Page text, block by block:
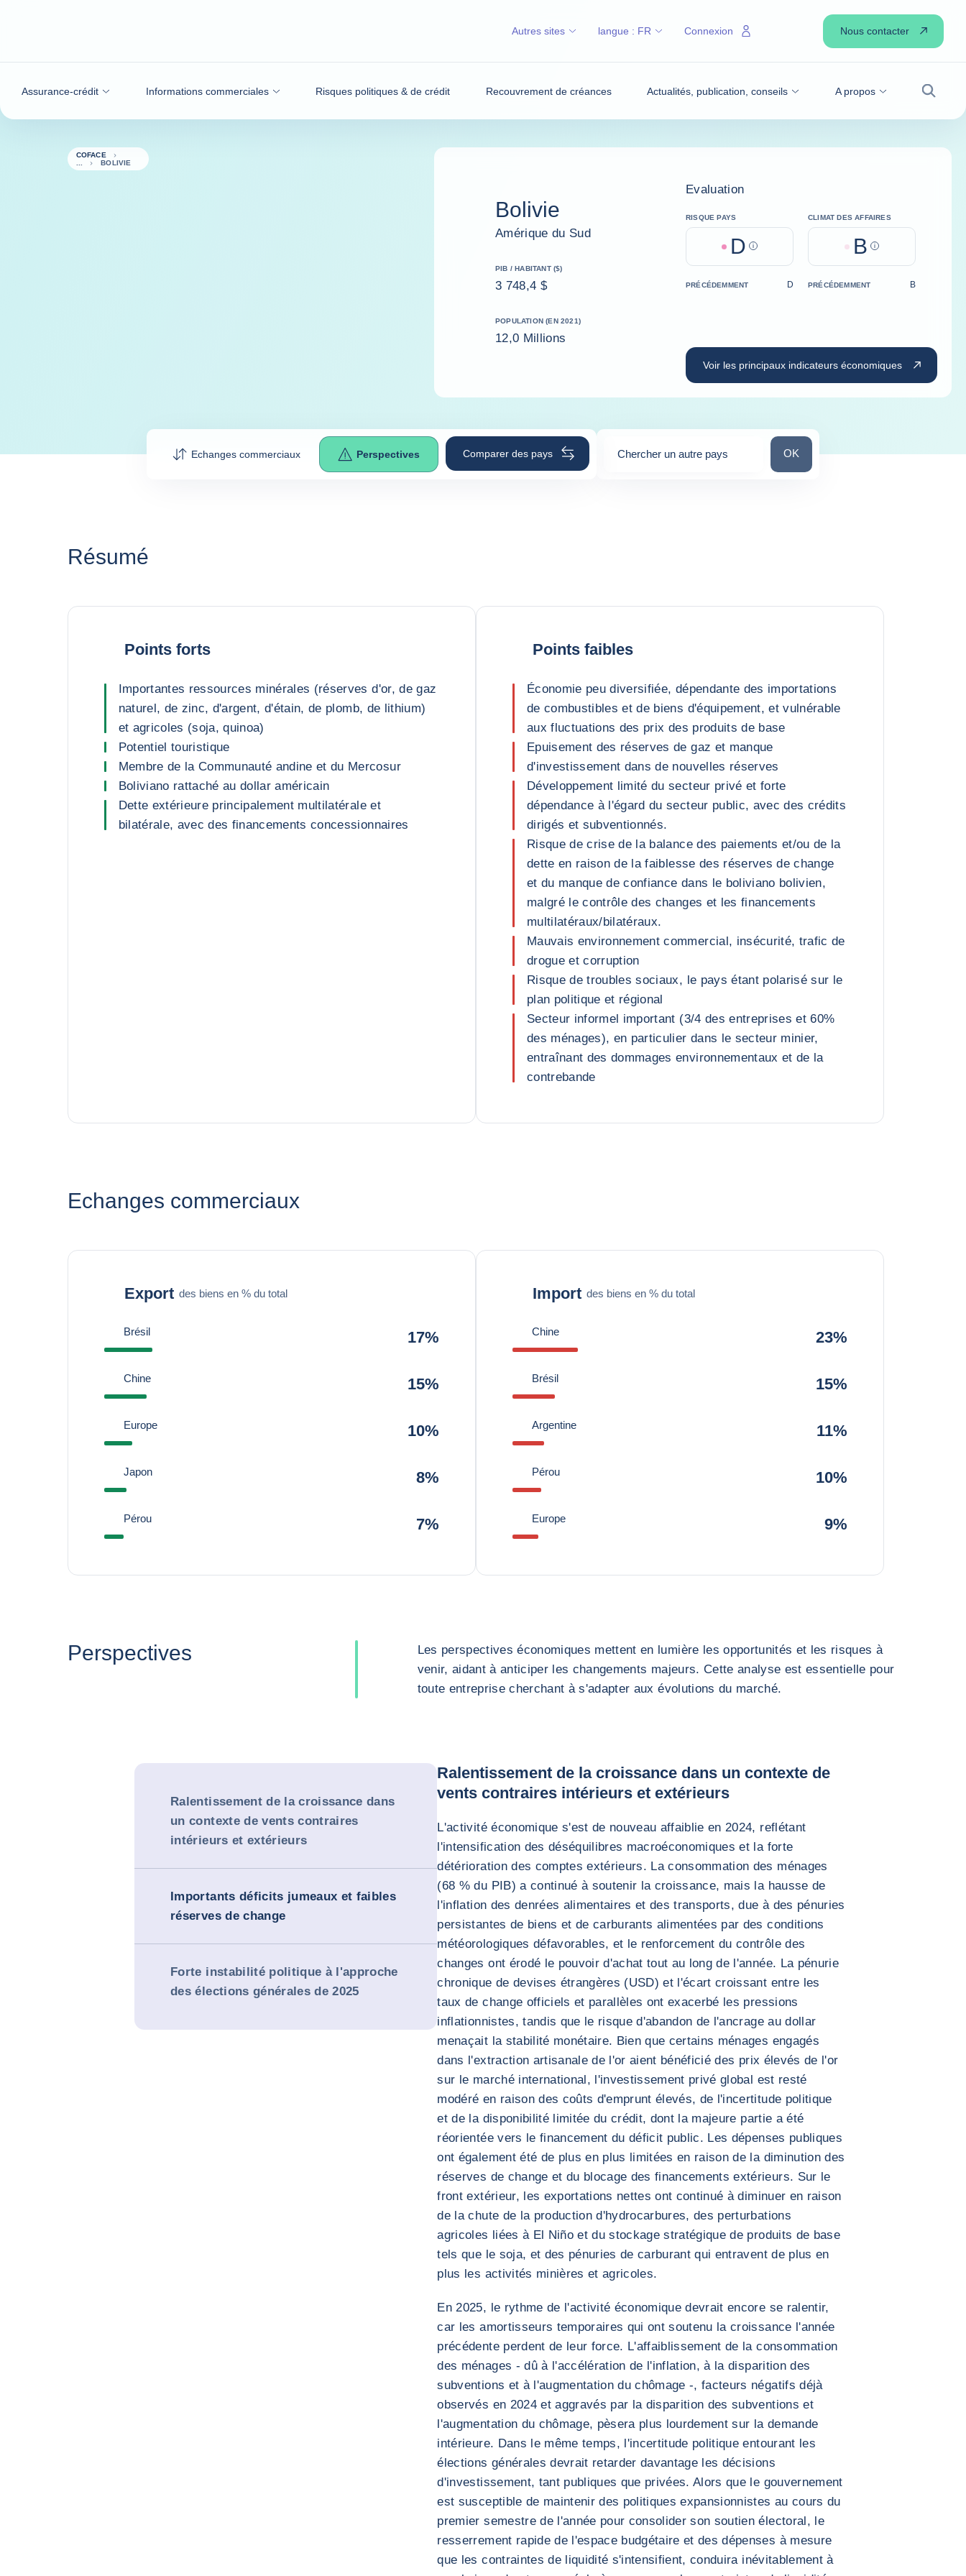
Assurance-crédit Informations commerciales Risques politiques & de crédit Recouvrement de créances Actualités, publication, conseils A propos
Autres sites langue : FR Connexion Nous contacter
COFACE
BOLIVIE
Bolivie
Amérique du Sud
PIB / HABITANT ($)
3 748,4 $
POPULATION (EN 2021)
12,0 Millions
Evaluation
RISQUE PAYS
D Help
CLIMAT DES AFFAIRES
B Help
PRÉCÉDEMMENT D PRÉCÉDEMMENT B
Voir les principaux indicateurs économiques
Echanges commerciaux Perspectives Comparer des pays Chercher un autre pays Chercher un autre pays
OK
Résumé
Points forts
Importantes ressources minérales (réserves d'or, de gaz
naturel, de zinc, d'argent, d'étain, de plomb, de lithium)
et agricoles (soja, quinoa)
Potentiel touristique
Membre de la Communauté andine et du Mercosur
Boliviano rattaché au dollar américain
Dette extérieure principalement multilatérale et
bilatérale, avec des financements concessionnaires
Points faibles
Économie peu diversifiée, dépendante des importations
de combustibles et de biens d'équipement, et vulnérable
aux fluctuations des prix des produits de base
Epuisement des réserves de gaz et manque
d'investissement dans de nouvelles réserves
Développement limité du secteur privé et forte
dépendance à l'égard du secteur public, avec des crédits
dirigés et subventionnés.
Risque de crise de la balance des paiements et/ou de la
dette en raison de la faiblesse des réserves de change
et du manque de confiance dans le boliviano bolivien,
malgré le contrôle des changes et les financements
multilatéraux/bilatéraux.
Mauvais environnement commercial, insécurité, trafic de
drogue et corruption
Risque de troubles sociaux, le pays étant polarisé sur le
plan politique et régional
Secteur informel important (3/4 des entreprises et 60%
des ménages), en particulier dans le secteur minier,
entraînant des dommages environnementaux et de la
contrebande
Echanges commerciaux
Export des biens en % du total
Brésil 17%
Chine 15%
Europe 10%
Japon 8%
Pérou 7%
Import des biens en % du total
Chine 23%
Brésil 15%
Argentine 11%
Pérou 10%
Europe 9%
Perspectives
Les perspectives économiques mettent en lumière les opportunités et les risques à
venir, aidant à anticiper les changements majeurs. Cette analyse est essentielle pour
toute entreprise cherchant à s'adapter aux évolutions du marché.
Ralentissement de la croissance dans
un contexte de vents contraires
intérieurs et extérieurs
Importants déficits jumeaux et faibles
réserves de change
Forte instabilité politique à l'approche
des élections générales de 2025
Ralentissement de la croissance dans un contexte de
vents contraires intérieurs et extérieurs
L'activité économique s'est de nouveau affaiblie en 2024, reflétant
l'intensification des déséquilibres macroéconomiques et la forte
détérioration des comptes extérieurs. La consommation des ménages
(68 % du PIB) a continué à soutenir la croissance, mais la hausse de
l'inflation des denrées alimentaires et des transports, due à des pénuries
persistantes de biens et de carburants alimentées par des conditions
météorologiques défavorables, et le renforcement du contrôle des
changes ont érodé le pouvoir d'achat tout au long de l'année. La pénurie
chronique de devises étrangères (USD) et l'écart croissant entre les
taux de change officiels et parallèles ont exacerbé les pressions
inflationnistes, tandis que le risque d'abandon de l'ancrage au dollar
menaçait la stabilité monétaire. Bien que certains ménages engagés
dans l'extraction artisanale de l'or aient bénéficié des prix élevés de l'or
sur le marché international, l'investissement privé global est resté
modéré en raison des coûts d'emprunt élevés, de l'incertitude politique
et de la disponibilité limitée du crédit, dont la majeure partie a été
réorientée vers le financement du déficit public. Les dépenses publiques
ont également été de plus en plus limitées en raison de la diminution des
réserves de change et du blocage des financements extérieurs. Sur le
front extérieur, les exportations nettes ont continué à diminuer en raison
de la chute de la production d'hydrocarbures, des perturbations
agricoles liées à El Niño et du stockage stratégique de produits de base
tels que le soja, et des pénuries de carburant qui entravent de plus en
plus les activités minières et agricoles.
En 2025, le rythme de l'activité économique devrait encore se ralentir,
car les amortisseurs temporaires qui ont soutenu la croissance l'année
précédente perdent de leur force. L'affaiblissement de la consommation
des ménages - dû à l'accélération de l'inflation, à la disparition des
subventions et à l'augmentation du chômage -, facteurs négatifs déjà
observés en 2024 et aggravés par la disparition des subventions et
l'augmentation du chômage, pèsera plus lourdement sur la demande
intérieure. Dans le même temps, l'incertitude politique entourant les
élections générales devrait retarder davantage les décisions
d'investissement, tant publiques que privées. Alors que le gouvernement
est susceptible de maintenir des politiques expansionnistes au cours du
premier semestre de l'année pour consolider son soutien électoral, le
resserrement rapide de l'espace budgétaire et des dépenses à mesure
que les contraintes de liquidité s'intensifient, conduira inévitablement à